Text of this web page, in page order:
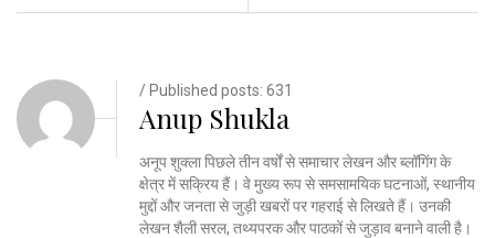
/ Published posts: 631
Anup Shukla
अनूप शुक्ला पिछले तीन वर्षों से समाचार लेखन और ब्लॉगिंग के
क्षेत्र में सक्रिय हैं। वे मुख्य रूप से समसामयिक घटनाओं, स्थानीय
मुद्दों और जनता से जुड़ी खबरों पर गहराई से लिखते हैं। उनकी
लेखन शैली सरल, तथ्यपरक और पाठकों से जुड़ाव बनाने वाली है।